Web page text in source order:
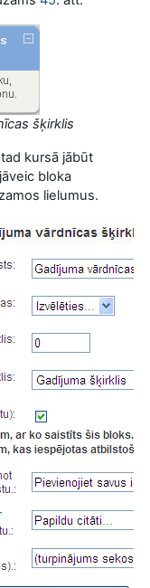
šķirklis
kursā jābūt
bloka
lielumus.